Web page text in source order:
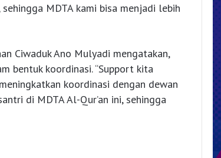
MDTA kami bisa menjadi lebih
Ciwaduk Ano Mulyadi mengatakan,
bentuk koordinasi. “Support kita
koordinasi dengan dewan
di MDTA Al-Qur’an ini, sehingga